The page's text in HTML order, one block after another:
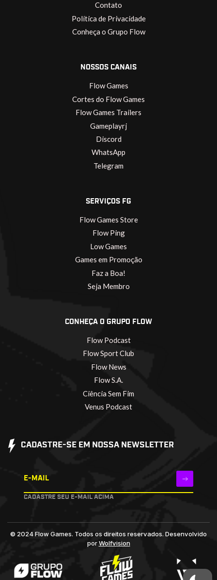
Contato
Política de Privacidade
Conheça o Grupo Flow
NOSSOS CANAIS
Flow Games
Cortes do Flow Games
Flow Games Trailers
Gameplayrj
Discord
WhatsApp
Telegram
SERVIÇOS FG
Flow Games Store
Flow Ping
Low Games
Games em Promoção
Faz a Boa!
Seja Membro
CONHEÇA O GRUPO FLOW
Flow Podcast
Flow Sport Club
Flow News
Flow S.A.
Ciência Sem Fim
Venus Podcast
CADASTRE-SE EM NOSSA NEWSLETTER
E-MAIL
CADASTRE SEU E-MAIL ACIMA
© 2024 Flow Games. Todos os direitos reservados. Desenvolvido
porWolfvision